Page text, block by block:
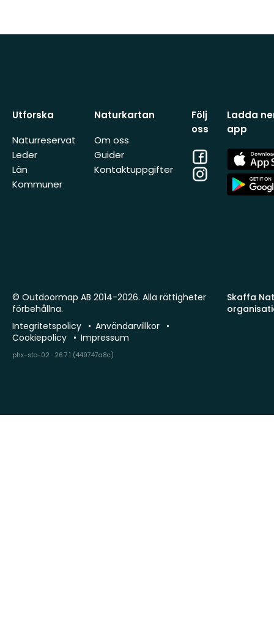
Utforska
Naturreservat
Leder
Län
Kommuner
Naturkartan
Om oss
Guider
Kontaktuppgifter
Följ
oss
Facebook
Instagram
Ladda
app
App
Store
App
Store
Skaffa
© Outdoormap AB 2014-2026. Alla rättigheter
förbehållna.
Integritetspolicy
Användarvillkor
Cookiepolicy
Impressum
phx-sto-02 · 26.7.1 (449747a8c)